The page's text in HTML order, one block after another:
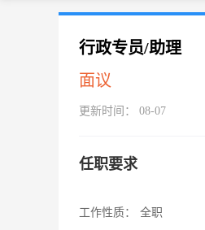
行政专员/助理
面议
更新时间： 08-07
任职要求
工作性质：
全职